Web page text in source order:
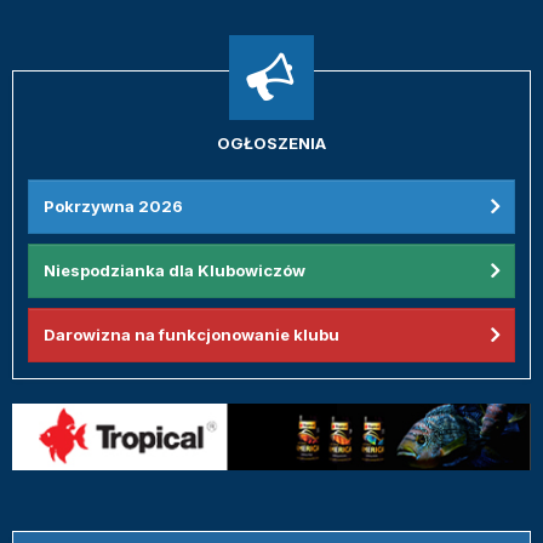
OGŁOSZENIA
Pokrzywna 2026
Niespodzianka dla Klubowiczów
Darowizna na funkcjonowanie klubu